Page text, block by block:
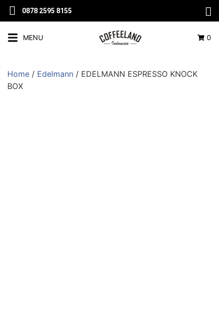
0878 2595 8155
MENU 0
Home / Edelmann / EDELMANN ESPRESSO KNOCK
BOX